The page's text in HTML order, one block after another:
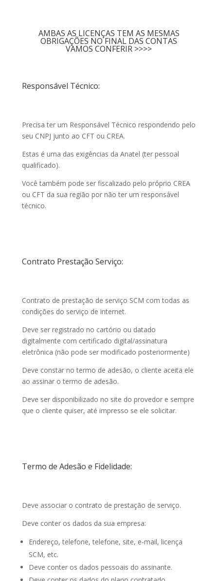
AMBAS AS LICENÇAS TEM AS MESMAS
OBRIGAÇÕES NO FINAL DAS CONTAS
VAMOS CONFERIR >>>>
Responsável Técnico:
Precisa ter um Responsável Técnico respondendo pelo
seu CNPJ junto ao CFT ou CREA.
Estas é uma das exigências da Anatel (ter pessoal
qualificado).
Você também pode ser fiscalizado pelo próprio CREA
ou CFT da sua região por não ter um responsável
técnico.
Contrato Prestação Serviço:
Contrato de prestação de serviço SCM com todas as
condições do serviço de internet.
Deve ser registrado no cartório ou datado
digitalmente com certificado digital/assinatura
eletrônica (não pode ser modificado posteriormente)
Deve constar no termo de adesão, o cliente aceita ele
ao assinar o termo de adesão.
Deve ser disponibilizado no site do provedor e sempre
que o cliente quiser, até impresso se ele solicitar.
Termo de Adesão e Fidelidade:
Deve associar o contrato de prestação de serviço.
Deve conter os dados da sua empresa:
Endereço, telefone, telefone, site, e-mail, licença
SCM, etc.
Deve conter os dados pessoais do assinante.